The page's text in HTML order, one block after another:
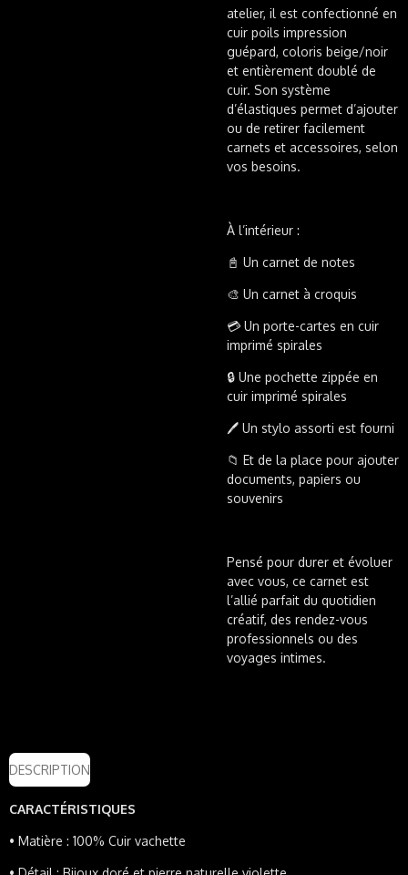
atelier, il est confectionné en
cuir poils impression
guépard, coloris beige/noir
et entièrement doublé de
cuir. Son système
d’élastiques permet d’ajouter
ou de retirer facilement
carnets et accessoires, selon
vos besoins.
À l’intérieur :
📓 Un carnet de notes
🎨 Un carnet à croquis
💳 Un porte-cartes en cuir
imprimé spirales
🔒 Une pochette zippée en
cuir imprimé spirales
🖊️ Un stylo assorti est fourni
📁 Et de la place pour ajouter
documents, papiers ou
souvenirs
Pensé pour durer et évoluer
avec vous, ce carnet est
l’allié parfait du quotidien
créatif, des rendez-vous
professionnels ou des
voyages intimes.
DESCRIPTION
CARACTÉRISTIQUES
• Matière : 100% Cuir vachette